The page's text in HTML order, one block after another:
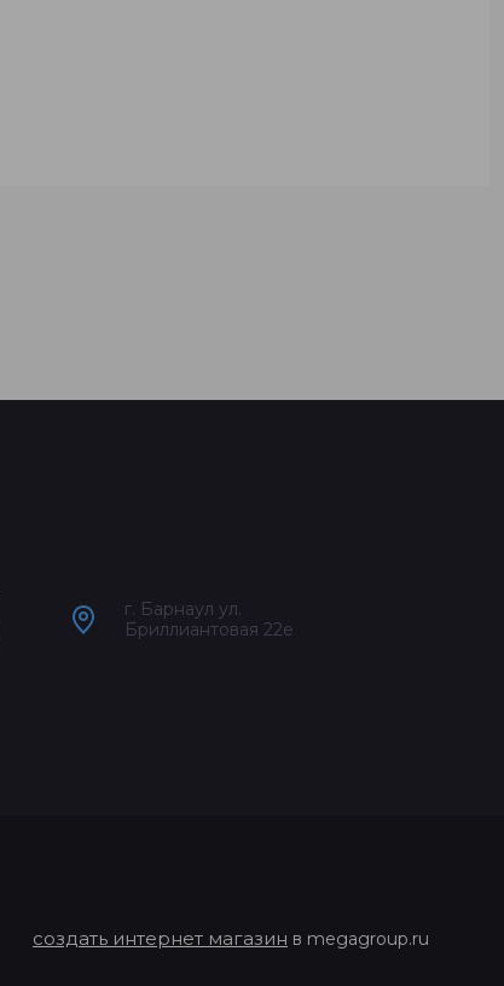
г. Барнаул ул.
Бриллиантовая 22е
создать интернет магазин в megagroup.ru